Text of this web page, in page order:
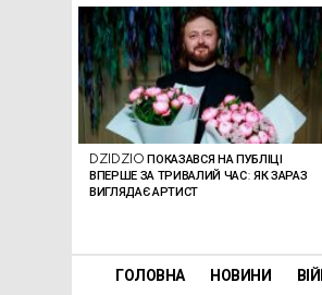
ГОЛОВНА НОВИНИ
ОСТАННІ
СТАТТІ
DZIDZIO ПОКАЗАВСЯ НА ПУБЛІЦІ
ВПЕРШЕ ЗА ТРИВАЛИЙ ЧАС: ЯК ЗАРАЗ
ВИГЛЯДАЄ АРТИСТ